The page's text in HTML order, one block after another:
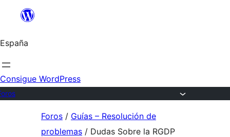
Saltar
contenido
España
Consigue WordPress
Foros / Guías – Resolución de
problemas / Dudas Sobre la RGDP